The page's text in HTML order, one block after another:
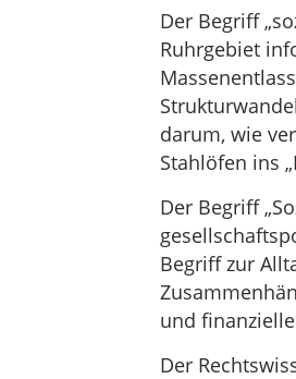
Der Begriff
Ruhrgebiet
darum, wie
Stahlöfen ins
Der Begriff
Begriff zur
und
Der